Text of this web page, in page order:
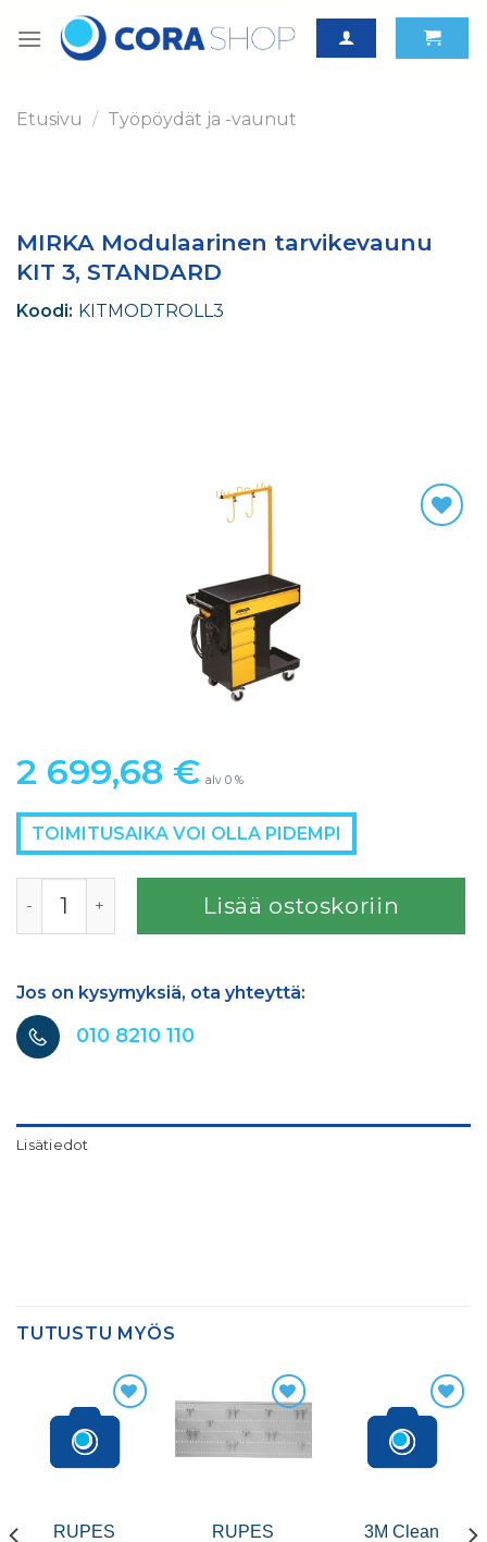
Etusivu / Työpöydät ja -vaunut
MIRKA Modulaarinen tarvikevaunu
KIT 3, STANDARD
Koodi: KITMODTROLL3
2 699,68 € alv 0 %
TOIMITUSAIKA VOI OLLA PIDEMPI
Lisää ostoskoriin
Jos on kysymyksiä, ota yhteyttä:
010 8210 110
Lisätiedot
TUTUSTU MYÖS
RUPES
RUPES
3M Clean